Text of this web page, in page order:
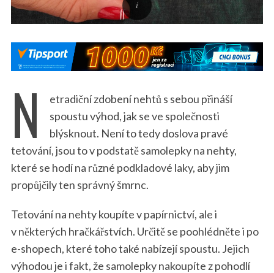
N
etradiční zdobení nehtů s sebou přináší
spoustu výhod, jak se ve společnosti
blýsknout. Není to tedy doslova pravé
tetování, jsou to v podstatě samolepky na nehty,
které se hodí na různé podkladové laky, aby jim
propůjčily ten správný šmrnc.
Tetování na nehty koupíte v papírnictví, ale i
v některých hračkářstvích. Určitě se poohlédněte i po
e-shopech, které toho také nabízejí spoustu. Jejich
výhodou je i fakt, že samolepky nakoupíte z pohodlí